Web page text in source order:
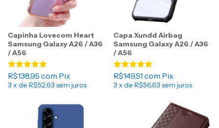
Capinha Lovecom Heart
Samsung Galaxy A26 / A36
/ A56
R$138,95 com Pix
3 x de R$52,63 sem juros
Capa Xundd Airbag
Samsung Galaxy A26 / A36
/ A56
R$149,51 com Pix
3 x de R$56,63 sem juros